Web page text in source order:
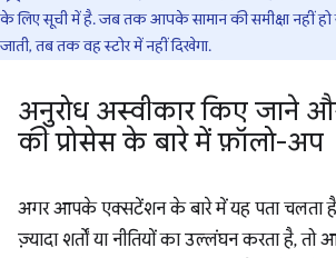
के लिए सूची में है. जब तक आपके सामान की समीक्षा नहीं हो
जाती, तब तक वह स्टोर में नहीं दिखेगा.
अनुरोध अस्वीकार किए जाने और
की प्रोसेस के बारे में फ़ॉलो-अप
अगर आपके एक्सटेंशन के बारे में यह पता चलता
ज़्यादा शर्तों या नीतियों का उल्लंघन करता है,